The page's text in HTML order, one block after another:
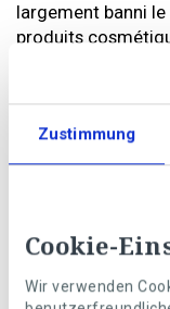
Zustimmung
Cookie-
Wir verwenden
largement banni
produits
plastique.
Les plastiques
suivants:
Vous pouvez
en mélangeant
demi-tasse